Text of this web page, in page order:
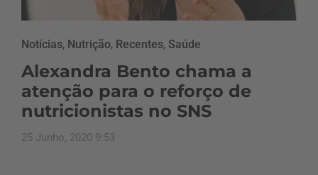
Notícias, Nutrição, Recentes, Saúde
Alexandra Bento chama a
atenção para o reforço de
nutricionistas no SNS
25 Junho, 2020 9:53